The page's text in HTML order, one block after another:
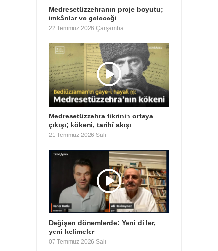
Medresetüzzehranın proje boyutu;
imkânlar ve geleceği
22 Temmuz 2026 Çarşamba
Medresetüzzehra fikrinin ortaya
çıkışı; kökeni, tarihî akışı
21 Temmuz 2026 Salı
Değişen dönemlerde: Yeni diller,
yeni kelimeler
07 Temmuz 2026 Salı